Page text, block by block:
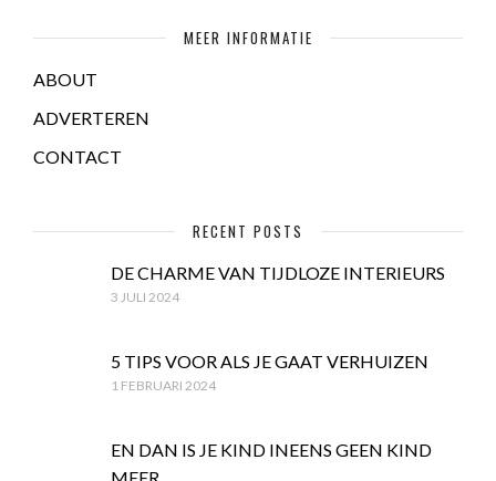
MEER INFORMATIE
ABOUT
ADVERTEREN
CONTACT
RECENT POSTS
DE CHARME VAN TIJDLOZE INTERIEURS
3 JULI 2024
5 TIPS VOOR ALS JE GAAT VERHUIZEN
1 FEBRUARI 2024
EN DAN IS JE KIND INEENS GEEN KIND